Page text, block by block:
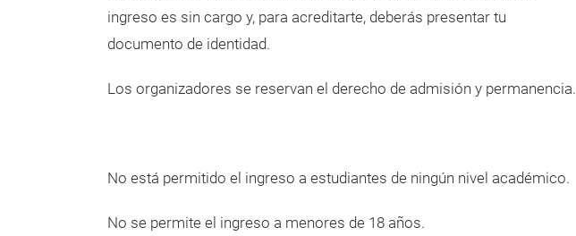
ingreso es sin cargo y, para acreditarte, deberás presentar tu
documento de identidad.
Los organizadores se reservan el derecho de admisión y permanencia.
No está permitido el ingreso a estudiantes de ningún nivel académico.
No se permite el ingreso a menores de 18 años.